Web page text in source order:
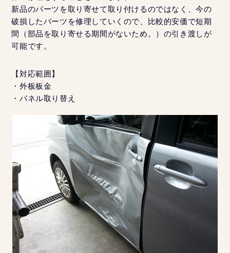
新品のパーツを取り寄せて取り付けるのではなく、今の
破損したパーツを修理していくので、比較的安価で短期
間（部品を取り寄せる期間がないため。）の引き渡しが
可能です。
【対応範囲】
・外板板金
・パネル取り替え